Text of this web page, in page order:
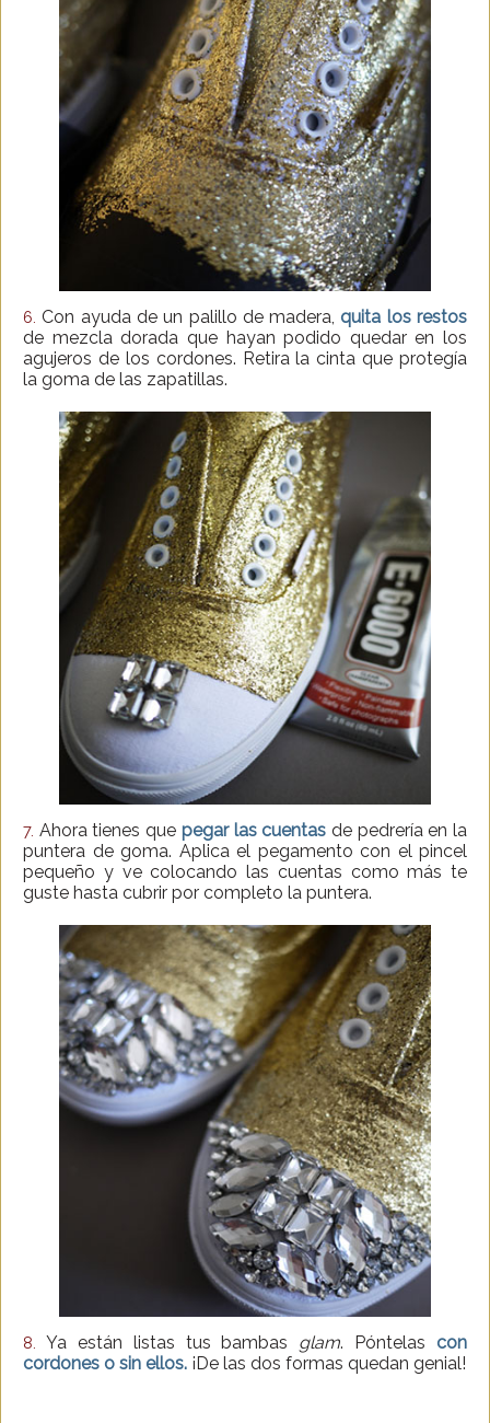
6. Con ayuda de un palillo de madera, quita los restos
de mezcla dorada que hayan podido quedar en los
agujeros de los cordones. Retira la cinta que protegía
la goma de las zapatillas.
7. Ahora tienes que pegar las cuentas de pedrería en la
puntera de goma. Aplica el pegamento con el pincel
pequeño y ve colocando las cuentas como más te
guste hasta cubrir por completo la puntera.
8. Ya están listas tus bambas glam. Póntelas con
cordones o sin ellos. ¡De las dos formas quedan genial!